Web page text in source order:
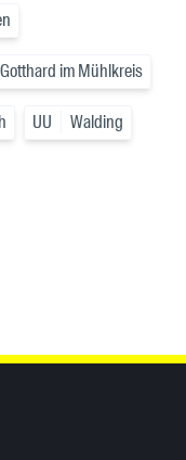
im Mühlkreis
UU Walding